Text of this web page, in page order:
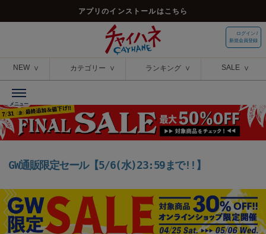
アプリのインストールはこちら
ログイン /
新規会員登録
NEW カテゴリー ランキング SALE
GW通販限定セール【5/6(水)23:59まで!!】